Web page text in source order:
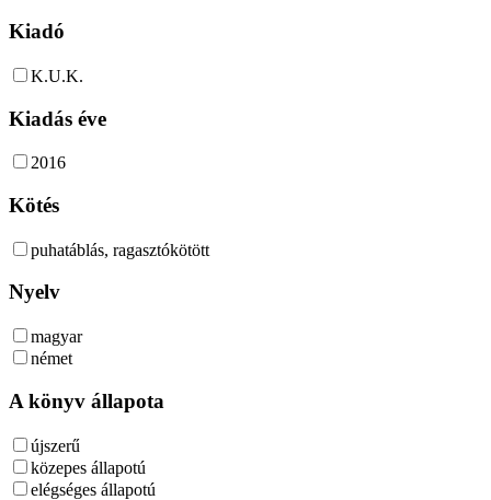
Kiadó
K.U.K.
Kiadás éve
2016
Kötés
puhatáblás, ragasztókötött
Nyelv
magyar
német
A könyv állapota
újszerű
közepes állapotú
elégséges állapotú